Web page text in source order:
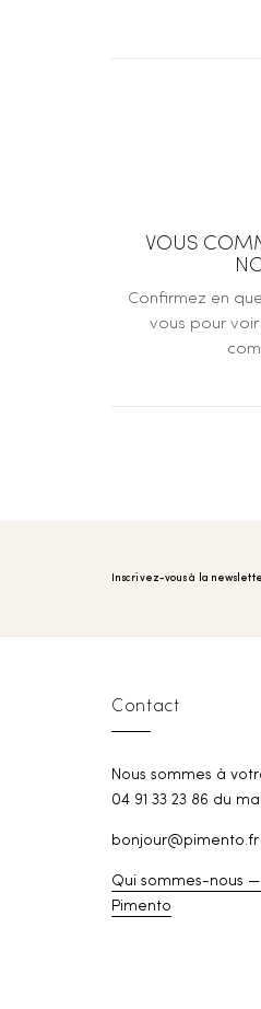
VOUS
Confirmez en
vous pour
Inscrivez-vous à la
Contact
Nous sommes à
04 91 33 23 86 du
bonjour@pimento.fr
Qui sommes-nous
Pimento